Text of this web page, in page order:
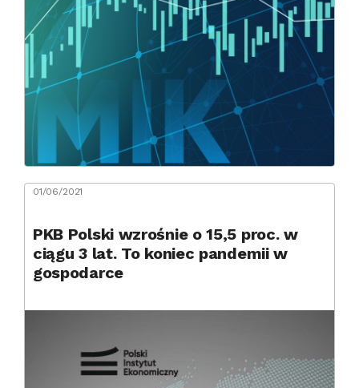
01/06/2021
PKB Polski wzrośnie o 15,5 proc. w
ciągu 3 lat. To koniec pandemii w
gospodarce